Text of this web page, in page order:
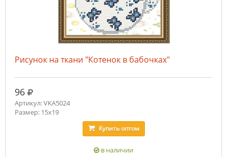
Рисунок на ткани "Котенок в бабочках"
96 руб.
Артикул: VKA5024
Размер: 15х19
Купитьоптом
в наличии